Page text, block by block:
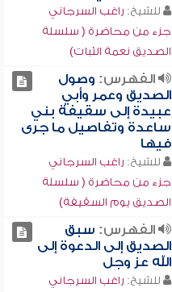
للشيخ: راغب السرجاني
جزء من محاضرة ( سلسلة
الصديق نعمة الثبات)
الفهرس: وصول
الصديق وعمر وأبي
عبيدة إلى سقيفة بني
ساعدة وتفاصيل ما جرى
فيها
للشيخ: راغب السرجاني
جزء من محاضرة ( سلسلة
الصديق يوم السقيفة)
الفهرس: سبق
الصديق إلى الدعوة إلى
الله عز وجل
للشيخ: راغب السرجاني